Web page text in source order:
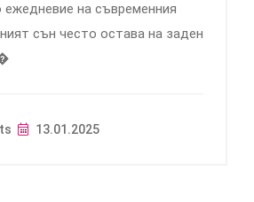
на съвременния
сън често остава на заден
13.01.2025